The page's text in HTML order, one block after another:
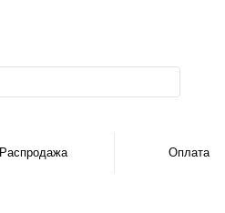
Распродажа Оплата